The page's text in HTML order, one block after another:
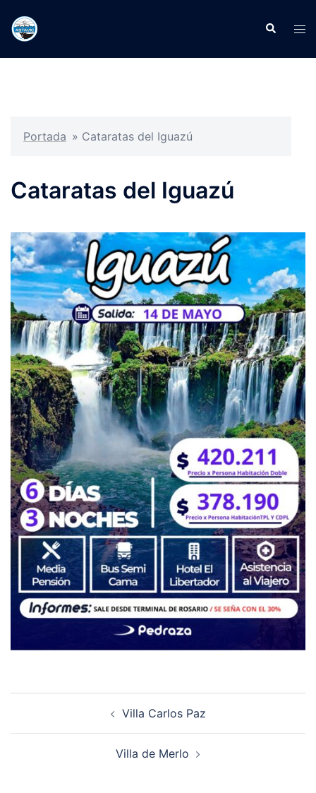
Portada » Cataratas del Iguazú
Cataratas del Iguazú
Villa Carlos Paz
Villa de Merlo